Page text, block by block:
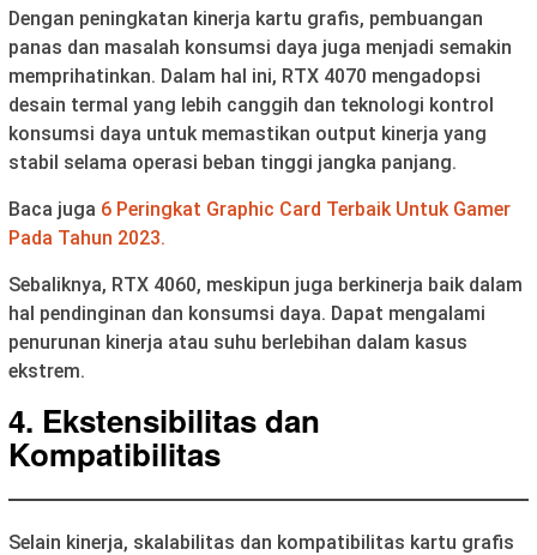
Dengan peningkatan kinerja kartu grafis, pembuangan
panas dan masalah konsumsi daya juga menjadi semakin
memprihatinkan. Dalam hal ini, RTX 4070 mengadopsi
desain termal yang lebih canggih dan teknologi kontrol
konsumsi daya untuk memastikan output kinerja yang
stabil selama operasi beban tinggi jangka panjang.
Baca juga 6 Peringkat Graphic Card Terbaik Untuk Gamer
Pada Tahun 2023.
Sebaliknya, RTX 4060, meskipun juga berkinerja baik dalam
hal pendinginan dan konsumsi daya. Dapat mengalami
penurunan kinerja atau suhu berlebihan dalam kasus
ekstrem.
4. Ekstensibilitas dan
Kompatibilitas
Selain kinerja, skalabilitas dan kompatibilitas kartu grafis